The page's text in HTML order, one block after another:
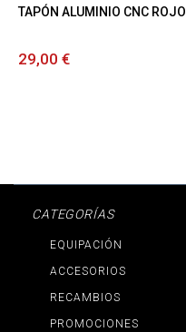
TAPÓN ALUMINIO CNC ROJO
29,00 €
CATEGORÍAS
EQUIPACIÓN
ACCESORIOS
RECAMBIOS
PROMOCIONES